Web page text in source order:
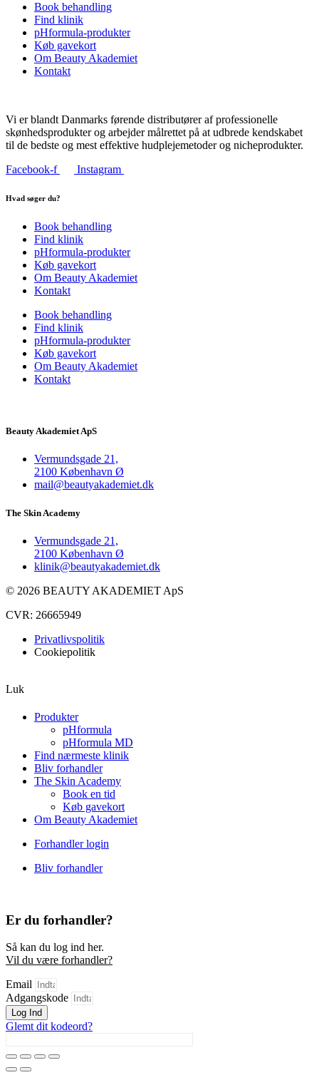
Book behandling
Find klinik
pHformula-produkter
Køb gavekort
Om Beauty Akademiet
Kontakt
Vi er blandt Danmarks førende distributører af professionelle
skønhedsprodukter og arbejder målrettet på at udbrede kendskabet
til de bedste og mest effektive hudplejemetoder og nicheprodukter.
Facebook-f
Instagram
Hvad søger du?
Book behandling
Find klinik
pHformula-produkter
Køb gavekort
Om Beauty Akademiet
Kontakt
Book behandling
Find klinik
pHformula-produkter
Køb gavekort
Om Beauty Akademiet
Kontakt
Beauty Akademiet ApS
Vermundsgade 21,
2100 København Ø
mail@beautyakademiet.dk
The Skin Academy
Vermundsgade 21,
2100 København Ø
klinik@beautyakademiet.dk
© 2026 BEAUTY AKADEMIET ApS
CVR: 26665949
Privatlivspolitik
Cookiepolitik
Luk
Produkter
pHformula
pHformula MD
Find nærmeste klinik
Bliv forhandler
The Skin Academy
Book en tid
Køb gavekort
Om Beauty Akademiet
Forhandler login
Bliv forhandler
Er du forhandler?
Så kan du log ind her.
Vil du være forhandler?
Email
Adgangskode
Log Ind
Glemt dit kodeord?